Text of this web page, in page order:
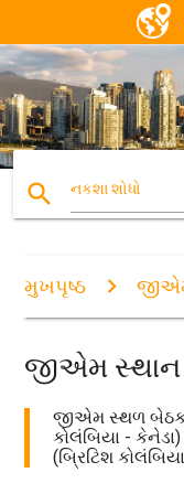
search નકશા શોધો
મુખપૃષ્ઠ
જીએમ
જીએમ સ્થળ બેઠક
કોલંબિયા -
(બ્રિટિશ